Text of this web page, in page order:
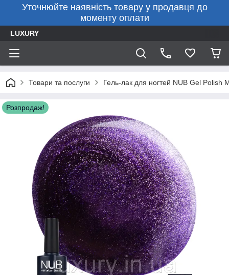
Уточнюйте наявність товару у продавця до
моменту оплати
LUXURY
Товари та послуги Гель-лак для ногтей NUB Gel Polish
Розпродаж!